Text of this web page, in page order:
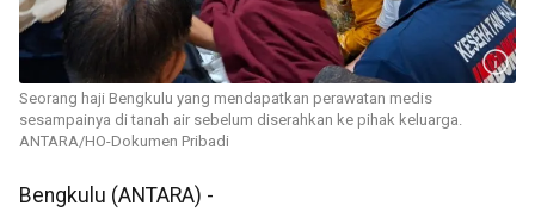
Seorang haji Bengkulu yang mendapatkan perawatan medis
sesampainya di tanah air sebelum diserahkan ke pihak keluarga.
ANTARA/HO-Dokumen Pribadi
Bengkulu (ANTARA) -